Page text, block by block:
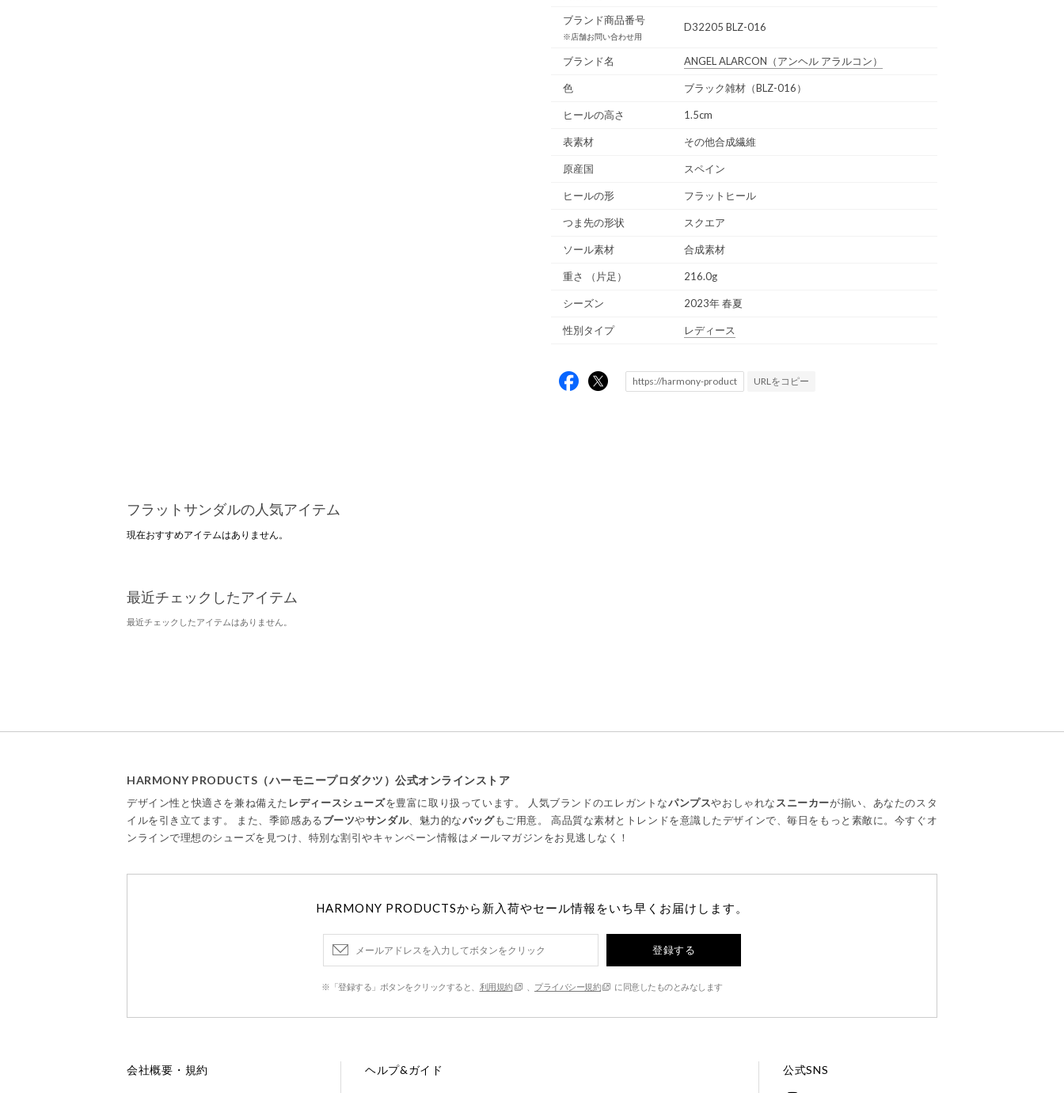
ブランド商品番号
※店舗お問い合わせ用
D32205 BLZ-016
ブランド名 ANGEL ALARCON （アンヘル アラルコン）
色 ブラック雑材（BLZ-016）
ヒールの高さ 1.5cm
表素材 その他合成繊維
原産国 スペイン
ヒールの形 フラットヒール
つま先の形状 スクエア
ソール素材 合成素材
重さ （片足） 216.0g
シーズン 2023年 春夏
性別タイプ レディース
URLをコピー
フラットサンダルの人気アイテム
現在おすすめアイテムはありません。
最近チェックしたアイテム
最近チェックしたアイテムはありません。
HARMONY PRODUCTS（ハーモニープロダクツ）公式オンラインストア
デザイン性と快適さを兼ね備えた レディースシューズを豊富に取り扱っています。 人気ブランドのエレガントなパンプスやおしゃれな スニーカーが揃い、あなたのスタ
イルを引き立てます。 また、季節感あるブーツやサンダル、魅力的なバッグもご用意。 高品質な素材とトレンドを意識したデザインで、毎日をもっと素敵に。今すぐオ
ンラインで理想のシューズを見つけ、特別な割引やキャンペーン情報はメールマガジンをお見逃しなく！
HARMONY PRODUCTSから新入荷やセール情報をいち早くお届けします。
登録する
※「登録する」ボタンをクリックすると、 利用規約 プライバシー規約 に同意したものとみなします
会社概要・規約 ヘルプ&ガイド 公式SNS